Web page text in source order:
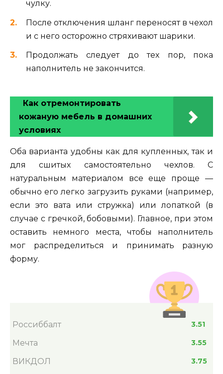
чулку.
После отключения шланг переносят в чехол
и с него осторожно стряхивают шарики.
Продолжать следует до тех пор, пока
наполнитель не закончится.
Как отремонтировать
кожаную мебель в домашних
условиях
Оба варианта удобны как для купленных, так и
для сшитых самостоятельно чехлов. С
натуральным материалом все еще проще —
обычно его легко загрузить руками (например,
если это вата или стружка) или лопаткой (в
случае с гречкой, бобовыми). Главное, при этом
оставить немного места, чтобы наполнитель
мог распределиться и принимать разную
форму.
Россиббалт 3.51
Мечта 3.55
ВИКДОЛ 3.75